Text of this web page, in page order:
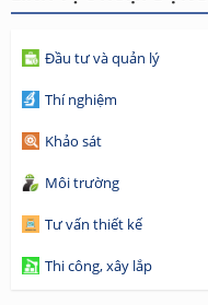
Đầu tư và quản lý
Thí nghiệm
Khảo sát
Môi trường
Tư vấn thiết kế
Thi công, xây lắp